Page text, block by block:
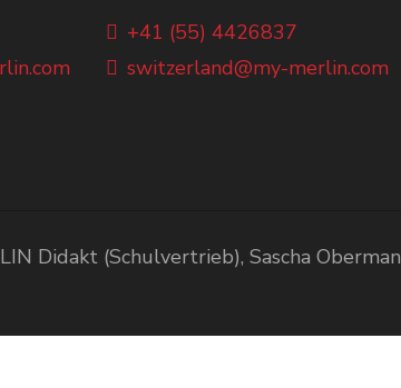
+41 (55) 4426837
switzerland@my-merlin.com
Didakt (Schulvertrieb), Sascha Oberman